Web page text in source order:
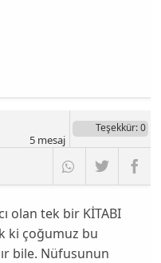
Teşekkür: 0
5mesaj
olan tek bir KİTABI
ki çoğumuz bu
bile. Nüfusunun